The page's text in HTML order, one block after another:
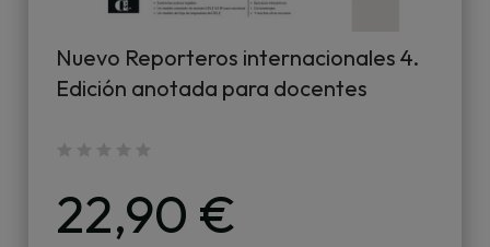
Nuevo Reporteros internacionales 4.
Edición anotada para docentes
22,90 €